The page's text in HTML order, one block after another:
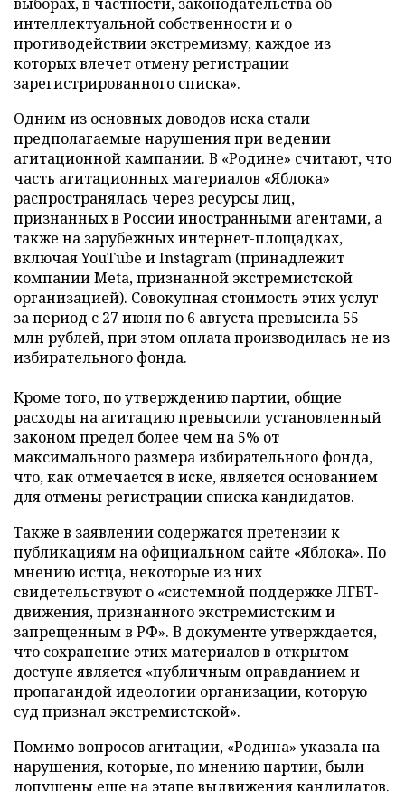
интеллектуальной собственности и о
противодействии экстремизму, каждое из
которых влечет отмену регистрации
зарегистрированного списка».
Одним из основных доводов иска стали
предполагаемые нарушения при ведении
агитационной кампании. В «Родине» считают, что
часть агитационных материалов «Яблока»
распространялась через ресурсы лиц,
признанных в России иностранными агентами, а
также на зарубежных интернет-площадках,
включая YouTube и Instagram (принадлежит
компании Meta, признанной экстремистской
организацией). Совокупная стоимость этих услуг
за период с 27 июня по 6 августа превысила 55
млн рублей, при этом оплата производилась не из
избирательного фонда.
Кроме того, по утверждению партии, общие
расходы на агитацию превысили установленный
законом предел более чем на 5% от
максимального размера избирательного фонда,
что, как отмечается в иске, является основанием
для отмены регистрации списка кандидатов.
Также в заявлении содержатся претензии к
публикациям на официальном сайте «Яблока». По
мнению истца, некоторые из них
свидетельствуют о «системной поддержке ЛГБТ-
движения, признанного экстремистским и
запрещенным в РФ». В документе утверждается,
что сохранение этих материалов в открытом
доступе является «публичным оправданием и
пропагандой идеологии организации, которую
суд признал экстремистской».
Помимо вопросов агитации, «Родина» указала на
нарушения, которые, по мнению партии, были
допущены еще на этапе выдвижения кандидатов.